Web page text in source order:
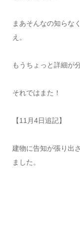
まあそんなの知らな
え。
もうちょっと詳細が
それではまた！
【11月4日追記】
建物に告知が張り出
ました。